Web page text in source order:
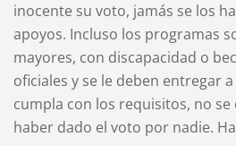
inocente su voto, jamás se los
apoyos. Incluso los programas
mayores, con discapacidad o
oficiales y se le deben entregar
cumpla con los requisitos, no
haber dado el voto por nadie.